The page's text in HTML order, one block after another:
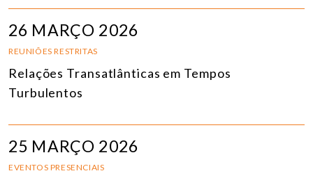
26 MARÇO 2026
REUNIÕES RESTRITAS
Relações Transatlânticas em Tempos
Turbulentos
25 MARÇO 2026
EVENTOS PRESENCIAIS